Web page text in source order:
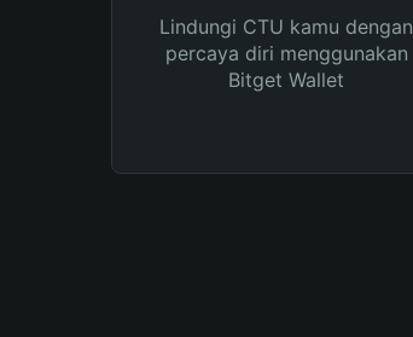
Lindungi CTU kamu dengan
percaya diri menggunakan
Bitget Wallet